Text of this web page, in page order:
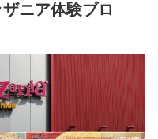
ニア体験ブロ